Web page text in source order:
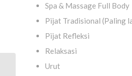
Spa & Massage Full Body
Pijat Tradisional (Paling
Pijat Refleksi
Relaksasi
Urut